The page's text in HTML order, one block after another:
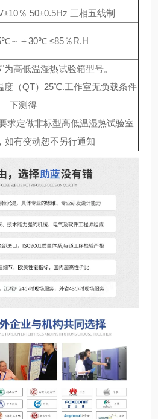
％ 50±0.5Hz 三相五线制
～＋30℃ ≤85％R.H
为高低温湿热试验箱型号。
度（QT）25℃.工作室无负载条件
下测得
求定做非标型高低温湿热试验室
如有变动恕不另行通知